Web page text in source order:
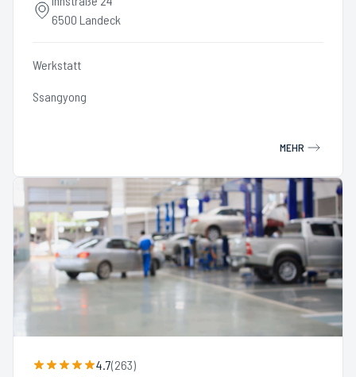
6500 Landeck
Werkstatt
Ssangyong
MEHR
4.7(263)